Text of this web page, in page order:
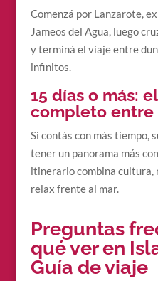
Comenzá por Lanzarote,
Jameos del Agua, luego
y terminá el viaje entre
infinitos.
15 días o más:
completo entre
Si contás con más tiempo,
tener un panorama más
itinerario combina cultura,
relax frente al mar.
Preguntas
qué ver en
Guía de viaje